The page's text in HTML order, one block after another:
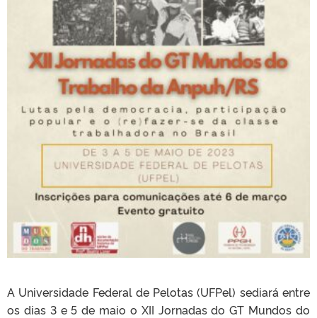
A Universidade Federal de Pelotas (UFPel) sediará entre
os dias 3 e 5 de maio o XII Jornadas do GT Mundos do